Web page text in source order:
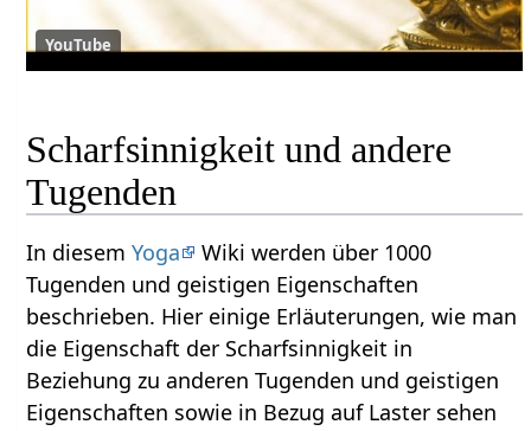
YouTube
Scharfsinnigkeit und andere
Tugenden
In diesemYoga
Wiki werden über 1000
Tugenden und geistigen Eigenschaften
beschrieben. Hier einige Erläuterungen, wie man
die Eigenschaft der Scharfsinnigkeit in
Beziehung zu anderen Tugenden und geistigen
Eigenschaften sowie in Bezug auf Laster sehen